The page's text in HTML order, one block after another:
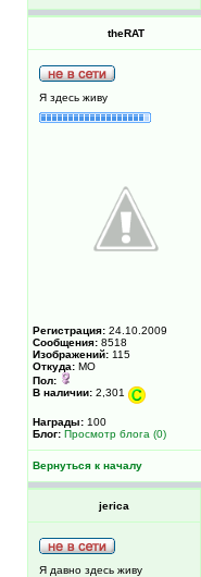
theRAT
Я здесь живу
Регистрация: 24.10.2009
Сообщения: 8518
Изображений: 115
Откуда: МО
Пол:
В наличии: 2,301
Награды: 100
Блог: Просмотр блога (0)
Вернуться к началу
jerica
Я давно здесь живу